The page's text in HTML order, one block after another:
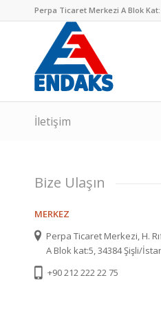
Perpa Ticaret Merkezi A Blok Kat:
İletişim
Bize Ulaşın
MERKEZ
Perpa Ticaret Merkezi, H.
A Blok kat:5, 34384 Şişli/
+90 212 222 22 75